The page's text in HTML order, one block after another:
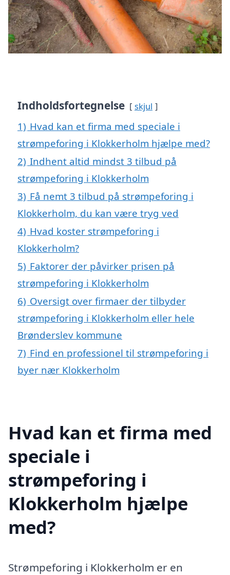
Indholdsfortegnelse skjul
1) Hvad kan et firma med speciale i
strømpeforing i Klokkerholm hjælpe med?
2) Indhent altid mindst 3 tilbud på
strømpeforing i Klokkerholm
3) Få nemt 3 tilbud på strømpeforing i
Klokkerholm, du kan være tryg ved
4) Hvad koster strømpeforing i
Klokkerholm?
5) Faktorer der påvirker prisen på
strømpeforing i Klokkerholm
6) Oversigt over firmaer der tilbyder
strømpeforing i Klokkerholm eller hele
Brønderslev kommune
7) Find en professionel til strømpeforing i
byer nær Klokkerholm
Hvad kan et firma med
speciale i
strømpeforing i
Klokkerholm hjælpe
med?
Strømpeforing i Klokkerholm er en